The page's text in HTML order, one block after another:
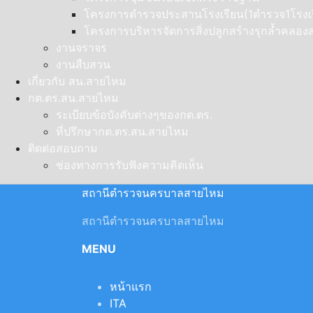
โครงการตำรวจประสานโรงเรียน(1ตำรวจ1โรง
โครงการบริหารจัดการสิ่งปลูกสร้างรุกล้ำคลอ
งานจราจร
งานสืบสวน
เกี่ยวกับ สน.สายไหม
กต.ตร.สน.สายไหม
ระเบียบข้อบังคับต่างๆของกต.ตร.
ที่ปรึกษากต.ตร.สน.สายไหม
ติดต่อสอบถาม
ช่องทางการรับฟังความคิดเห็น
สถานีตำรวจนครบาลสายไหม
สถานีตำรวจนครบาลสายไหม
MENU
หน้าแรก
ITA